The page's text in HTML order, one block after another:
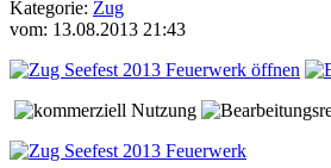
Kategorie: Zug
vom: 13.08.2013 21:43